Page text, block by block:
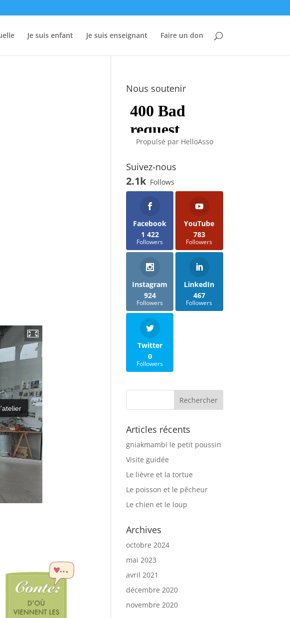
Je suis enfant Je suis enseignant Faire un don
Nous soutenir
Propulsé par HelloAsso
Suivez-nous
2.1k Follows
Facebook
1 422
Followers
YouTube
783
Followers
Instagram
924
Followers
LinkedIn
467
Followers
Twitter
0
Followers
Articles récents
gniakmambi le petit poussin
Visite guidée
Le lièvre et la tortue
Le poisson et le pêcheur
Le chien et le loup
Archives
octobre 2024
mai 2023
avril 2021
décembre 2020
novembre 2020